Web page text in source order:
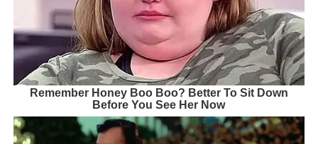
Remember Honey Boo Boo? Better To Sit Down
Before You See Her Now